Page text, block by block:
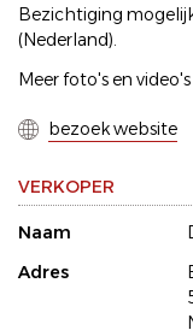
Bezichtiging
(Nederland).
Meer foto's en
bezoek website
VERKOPER
Naam
Adres